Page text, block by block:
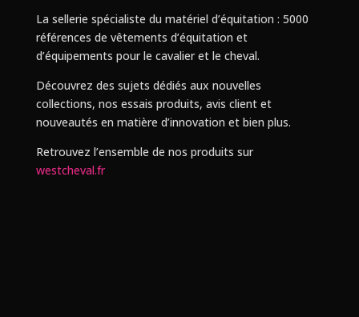
La sellerie spécialiste du matériel d’équitation : 5000
références de vêtements d’équitation et
d’équipements pour le cavalier et le cheval.
Découvrez des sujets dédiés aux nouvelles
collections, nos essais produits, avis client et
nouveautés en matière d’innovation et bien plus.
Retrouvez l’ensemble de nos produits sur
westcheval.fr